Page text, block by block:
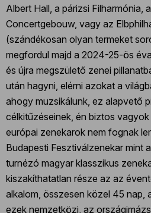
Albert Hall, a párizsi Filharmónia,
Concertgebouw, vagy az
(szándékosan olyan termeket
megfordul majd a 2024-25-ös
és újra megszülető zenei
után hagyni, elérni azokat a
ahogy muzsikálunk, ez alapvető
célkitűzéseinek, én biztos
európai zenekarok nem fognak
Budapesti Fesztiválzenekar mint
turnézó magyar klasszikus
kiszakíthatatlan része az az
alkalom, összesen közel 45 nap,
ezek nemzetközi, az